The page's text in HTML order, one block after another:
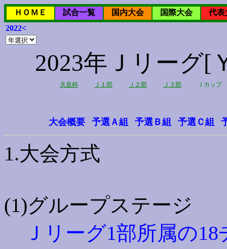
ＨＯＭＥ 試合一覧 国内大会 国際大会
代表
2022<
2023年Ｊリーグ[
天皇杯 Ｊ１部 Ｊ２部 Ｊ３部 Ｊカップ
大会概要 予選Ａ組 予選Ｂ組 予選Ｃ組
1.大会方式
(1)グループステージ
Ｊリーグ1部所属の18